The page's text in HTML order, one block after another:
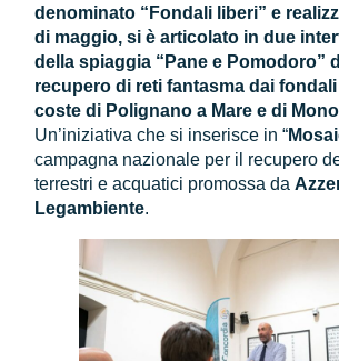
denominato “Fondali liberi” e
di maggio, si è articolato in due
della spiaggia “Pane e Pomodoro”
recupero di reti fantasma dai
coste di Polignano a Mare e di
Un’iniziativa che si inserisce in “
campagna nazionale per il recupero
terrestri e acquatici promossa da
Legambiente.